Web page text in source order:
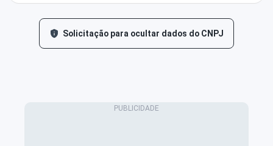
Solicitação para ocultar dados do CNPJ